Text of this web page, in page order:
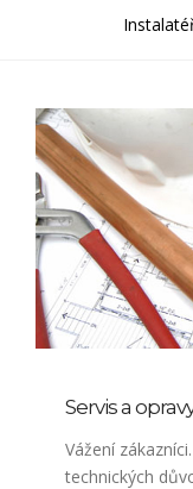
Servis a
Vážení
technických